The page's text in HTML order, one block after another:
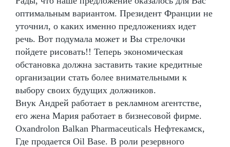
оптимальным вариантом. Президент Франции не
уточнил, о каких именно предложениях идет
речь. Вот подумала может и Вы стрелочки
пойдете рисовать!! Теперь экономическая
обстановка должна заставить такие кредитные
организации стать более внимательными к
выбору своих будущих должников.
Внук Андрей работает в рекламном агентстве,
его жена Мария работает в бизнесовой фирме.
Oxandrolon Balkan Pharmaceuticals Нефтекамск,
Где продается Oil Base. В роли резервного